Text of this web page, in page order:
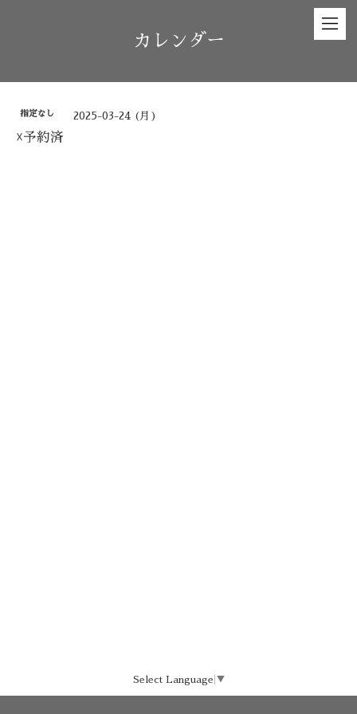
カレンダー
指定なし 2025-03-24 (月)
☓予約済
Select Language ▼